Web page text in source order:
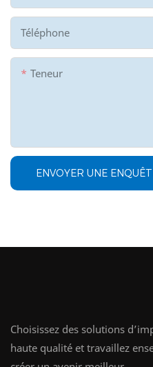
Téléphone
Teneur
ENVOYER UNE
Choisissez des solutions
haute qualité et travaillez